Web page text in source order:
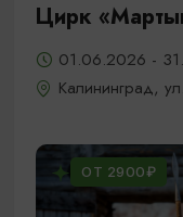
Цирк
01.06.2026 -
Калининград,
ОТ 2900₽